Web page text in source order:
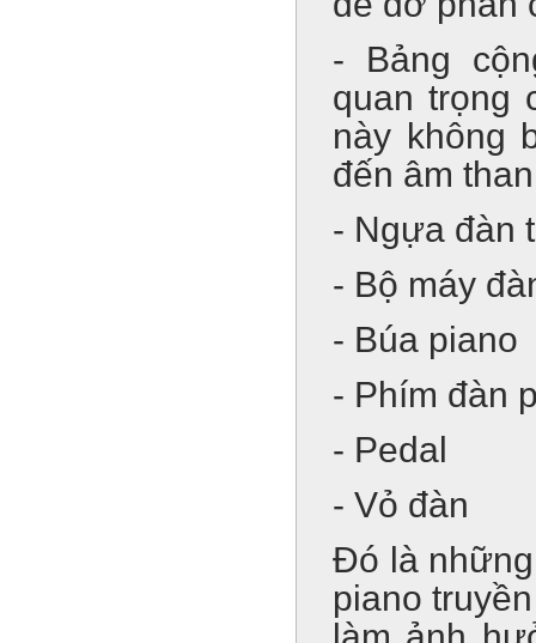
- Bảng
quan trọng
này không
đến âm
- Ngựa đàn
- Bộ máy
- Búa piano
- Phím đàn
- Pedal
- Vỏ đàn
Đó là
piano